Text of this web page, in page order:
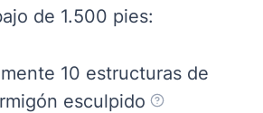
de 1.500 pies:
10 estructuras de
esculpido